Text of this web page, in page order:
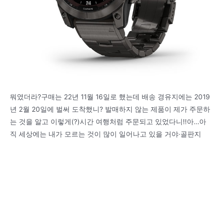
뭐였더라?구매는 22년 11월 16일로 했는데 배송 경유지에는 2019
년 2월 20일에 벌써 도착했니? 발매하지 않는 제품이 제가 주문하
는 것을 알고 이렇게(?)시간 여행처럼 주문되고 있었다니!!아…아
직 세상에는 내가 모르는 것이 많이 일어나고 있을 거야·골판지